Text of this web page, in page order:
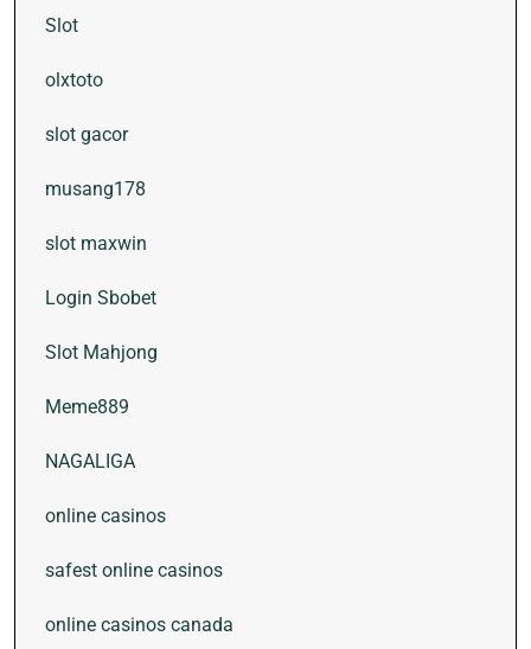
Slot
olxtoto
slot gacor
musang178
slot maxwin
Login Sbobet
Slot Mahjong
Meme889
NAGALIGA
online casinos
safest online casinos
online casinos canada